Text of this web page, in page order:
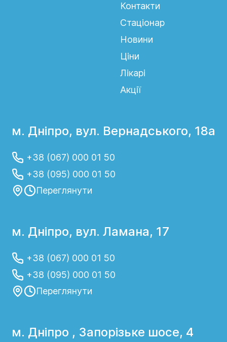
Контакти
Стаціонар
Новини
Ціни
Лікарі
Акції
м. Дніпро, вул. Вернадського, 18а
+38 (067) 000 01 50
+38 (095) 000 01 50
Переглянути
м. Дніпро, вул. Ламана, 17
+38 (067) 000 01 50
+38 (095) 000 01 50
Переглянути
м. Дніпро , Запорізьке шосе, 4